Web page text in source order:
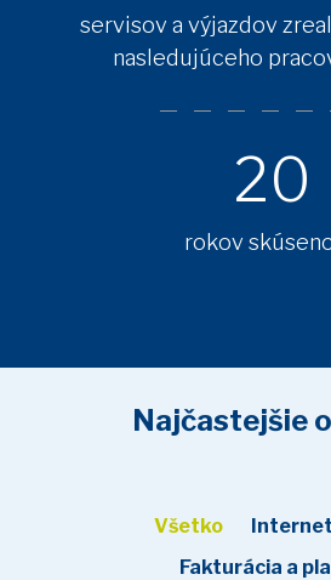
servisov a výjazdov
nasledujúceho
20
rokov
Najčastejšie
Všetko Internet
Fakturácia a